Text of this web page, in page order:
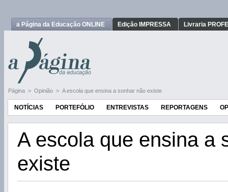
a Página da Educação ONLINE Edição IMPRESSA Livraria
Página > Opinião > A escola que ensina a sonhar não existe
NOTÍCIAS PORTEFÓLIO ENTREVISTAS REPORTAGENS
A escola que ensina a
existe